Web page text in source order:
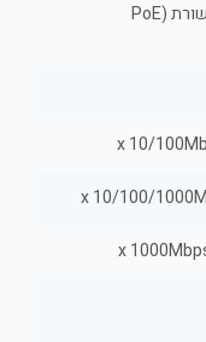
סוויצ'ים ותקשורת (PoE